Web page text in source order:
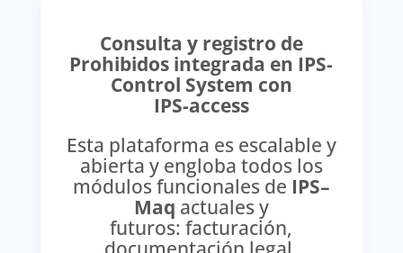
Consulta y registro de
Prohibidos integrada en IPS-
Control System con
IPS-access
Esta plataforma es escalable y
abierta y engloba todos los
módulos funcionales de IPS–
Maq actuales y
futuros: facturación,